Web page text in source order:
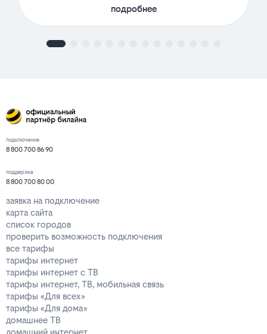
подробнее
подключение
8 800 700 86 90
поддержка
8 800 700 80 00
заявка на подключение
карта сайта
список городов
проверить возможность подключения
все тарифы
тарифы интернет
тарифы интернет с ТВ
тарифы интернет, ТВ, мобильная связь
тарифы «Для всех»
тарифы «Для дома»
домашнее ТВ